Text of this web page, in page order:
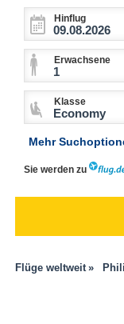
Hinflug
Erwachsene
1
Klasse
Economy
Mehr
Sie werden zu
Flüge weltweit